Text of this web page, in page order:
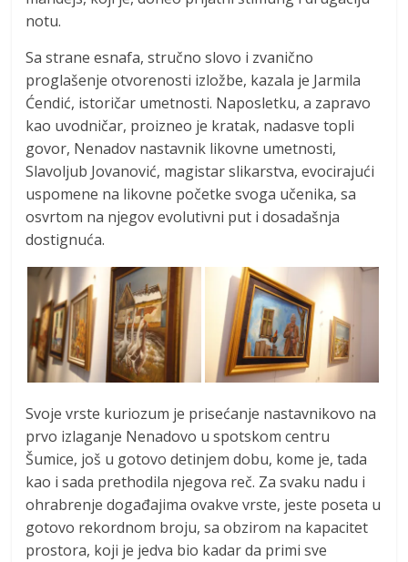
notu.
Sa strane esnafa, stručno slovo i zvanično
proglašenje otvorenosti izložbe, kazala je Jarmila
Ćendić, istoričar umetnosti. Naposletku, a zapravo
kao uvodničar, proizneo je kratak, nadasve topli
govor, Nenadov nastavnik likovne umetnosti,
Slavoljub Jovanović, magistar slikarstva, evocirajući
uspomene na likovne početke svoga učenika, sa
osvrtom na njegov evolutivni put i dosadašnja
dostignuća.
Svoje vrste kuriozum je prisećanje nastavnikovo na
prvo izlaganje Nenadovo u spotskom centru
Šumice, još u gotovo detinjem dobu, kome je, tada
kao i sada prethodila njegova reč. Za svaku nadu i
ohrabrenje događajima ovakve vrste, jeste poseta u
gotovo rekordnom broju, sa obzirom na kapacitet
prostora, koji je jedva bio kadar da primi sve